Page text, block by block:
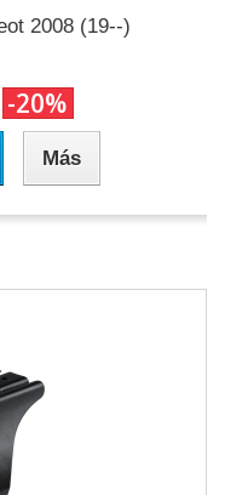
2008 (19--)
-20%
Más